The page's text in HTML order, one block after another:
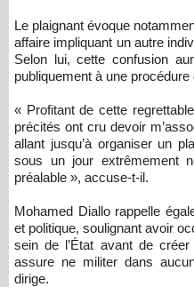
Le plaignant évoque
affaire impliquant un autre
Selon lui, cette confusion
publiquement à une
« Profitant de cette
précités ont cru devoir
allant jusqu’à organiser un
sous un jour extrêmement
préalable », accuse-t-il.
Mohamed Diallo rappelle
et politique, soulignant avoir
sein de l’État avant de
assure ne militer dans
dirige.